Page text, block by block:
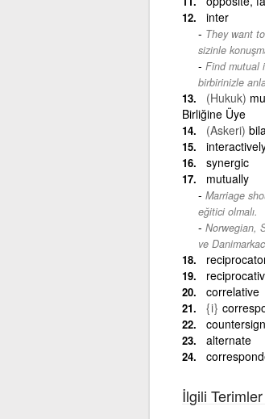
inter
They want
sizinle
Find mutual
birbirinizle
(Hukuk)
Birliğine Üye
(Askeri)
synergic
mutually
Marriage
eğitici olmalı.
Norwegian,
ve
correlative
{i}
alternate
İlgili Terimler